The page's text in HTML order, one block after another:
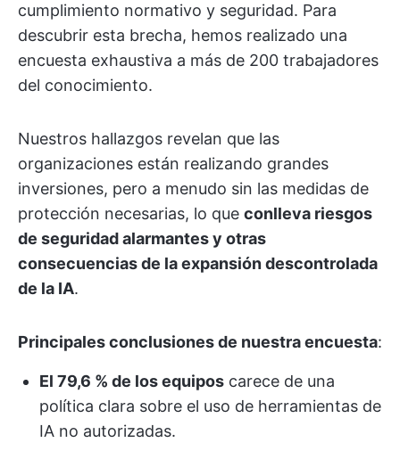
cumplimiento normativo y seguridad. Para
descubrir esta brecha, hemos realizado una
encuesta exhaustiva a más de 200 trabajadores
del conocimiento.
Nuestros hallazgos revelan que las
organizaciones están realizando grandes
inversiones, pero a menudo sin las medidas de
protección necesarias, lo que conlleva riesgos
de seguridad alarmantes y otras
consecuencias de la expansión descontrolada
de la IA.
Principales conclusiones de nuestra encuesta:
El 79,6 % de los equipos carece de una
política clara sobre el uso de herramientas de
IA no autorizadas.